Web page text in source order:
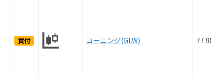
買付 コーニング(GLW) 77.98